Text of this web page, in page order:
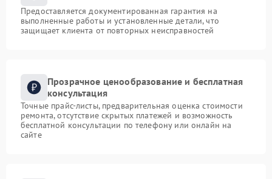
Предоставляется документированная гарантия на
выполненные работы и установленные детали, что
защищает клиента от повторных неисправностей
Прозрачное ценообразование и бесплатная
консультация
Точные прайс-листы, предварительная оценка стоимости
ремонта, отсутствие скрытых платежей и возможность
бесплатной консультации по телефону или онлайн на
сайте